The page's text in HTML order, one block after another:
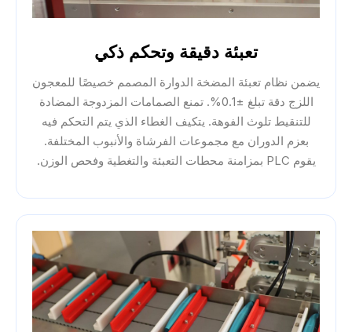
تعبئة دقيقة وتحكم ذكي
يضمن نظام تعبئة المضخة الدوارة المصمم خصيصًا للمعجون
اللزج دقة تبلغ ±0.1%. تمنع الصمامات المزدوجة المضادة
للتنقيط تلوث الفوهة. يتكيف الغطاء الذي يتم التحكم فيه
بعزم الدوران مع مجموعات الفرشاة والأنبوب المختلفة.
يقوم PLC بمزامنة محطات التعبئة والتغطية وفحص الوزن.